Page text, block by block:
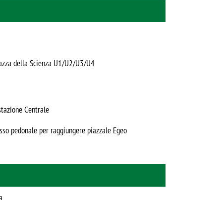
della Scienza U1/U2/U3/U4
Centrale
pedonale per raggiungere piazzale Egeo